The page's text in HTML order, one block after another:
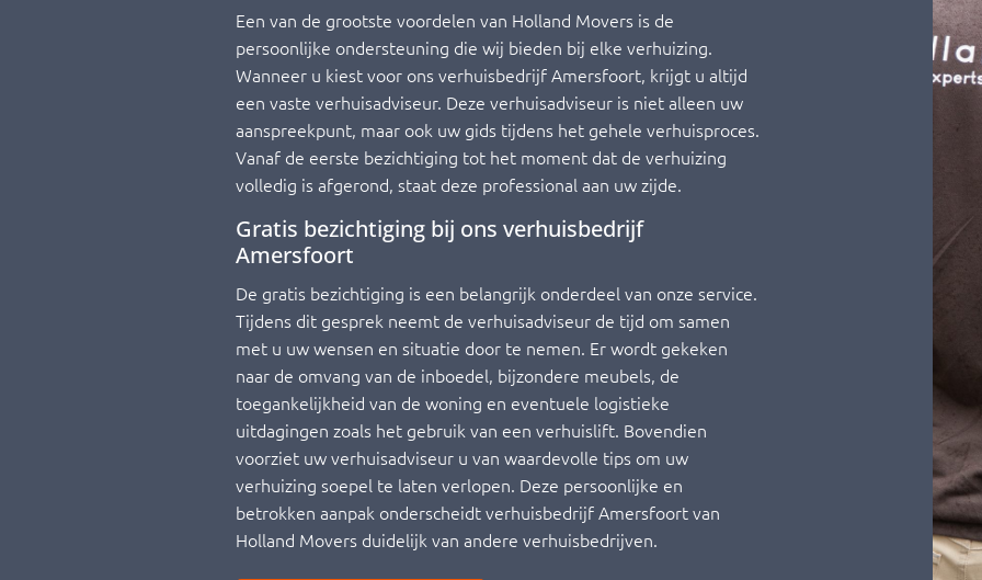
Een van de grootste voordelen van Holland Movers is de
persoonlijke ondersteuning die wij bieden bij elke verhuizing.
Wanneer u kiest voor ons verhuisbedrijf Amersfoort, krijgt u altijd
een vaste verhuisadviseur. Deze verhuisadviseur is niet alleen uw
aanspreekpunt, maar ook uw gids tijdens het gehele verhuisproces.
Vanaf de eerste bezichtiging tot het moment dat de verhuizing
volledig is afgerond, staat deze professional aan uw zijde.
Gratis bezichtiging bij ons verhuisbedrijf
Amersfoort
De gratis bezichtiging is een belangrijk onderdeel van onze service.
Tijdens dit gesprek neemt de verhuisadviseur de tijd om samen
met u uw wensen en situatie door te nemen. Er wordt gekeken
naar de omvang van de inboedel, bijzondere meubels, de
toegankelijkheid van de woning en eventuele logistieke
uitdagingen zoals het gebruik van een verhuislift. Bovendien
voorziet uw verhuisadviseur u van waardevolle tips om uw
verhuizing soepel te laten verlopen. Deze persoonlijke en
betrokken aanpak onderscheidt verhuisbedrijf Amersfoort van
Holland Movers duidelijk van andere verhuisbedrijven.